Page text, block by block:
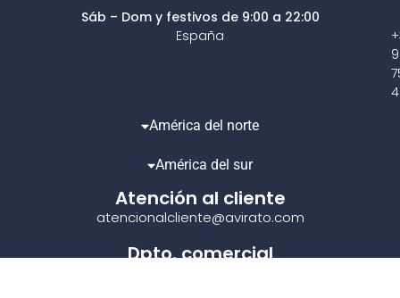
Sáb – Dom y festivos de 9:00 a 22:00
España
América del norte
América del sur
Atención al cliente
atencionalcliente@avirato.com
Dpto. comercial